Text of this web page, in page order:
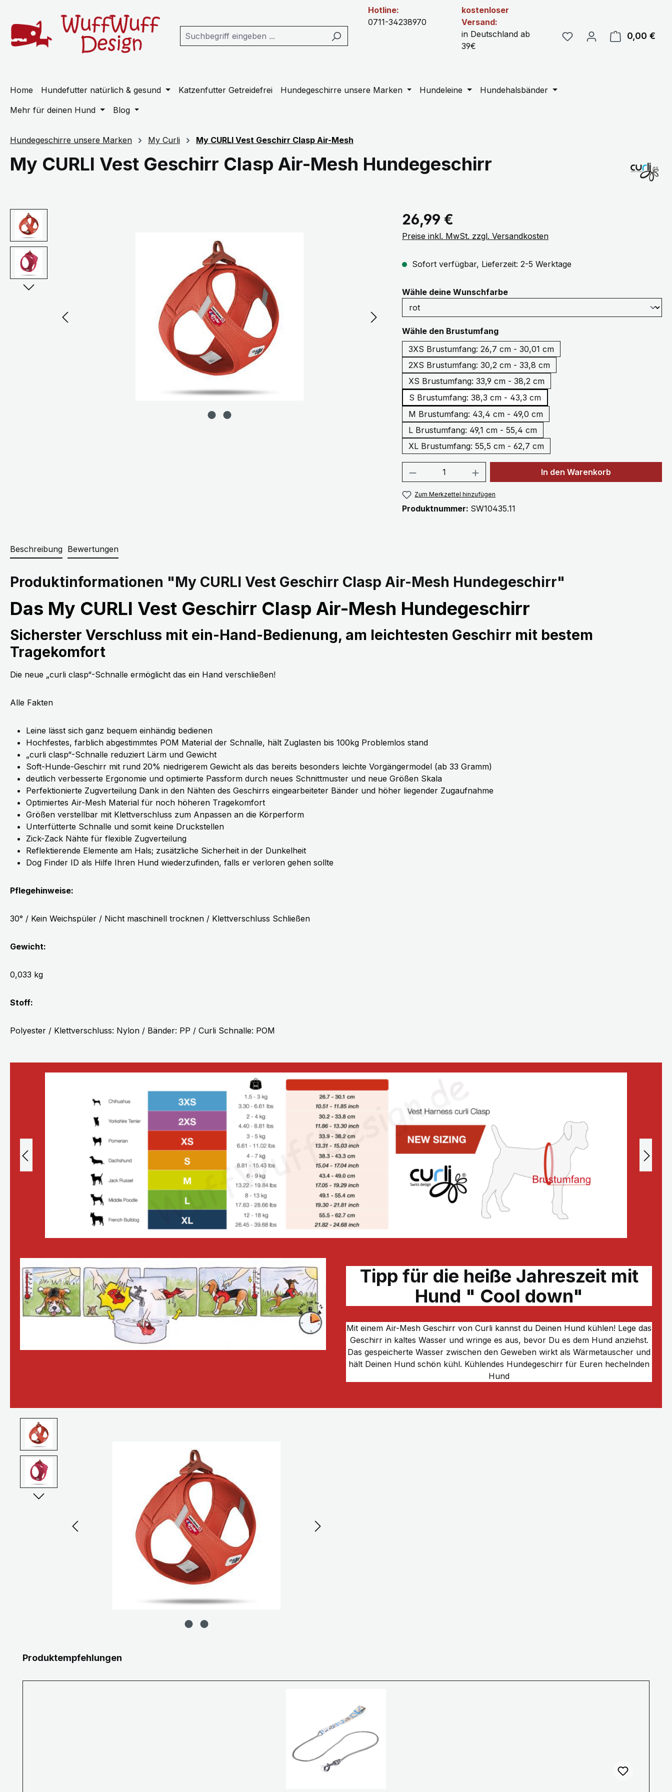
Hotline:
0711-34238970
kostenloser
Versand:
in Deutschland ab
39€
0,00 €
Home Hundefutter natürlich & gesund Katzenfutter Getreidefrei Hundegeschirre unsere Marken Hundeleine
Hundehalsbänder
Mehr für deinen Hund
Blog
Hundegeschirre unsere Marken My Curli My CURLI Vest Geschirr Clasp Air-Mesh
My CURLI Vest Geschirr Clasp Air-Mesh Hundegeschirr
Bildergalerie überspringen Regulärer Preis:
26,99 €
Preise inkl. MwSt. zzgl. Versandkosten
Sofort verfügbar, Lieferzeit: 2-5 Werktage
Wähle deine Wunschfarbeauswählen
Wähle den Brustumfangauswählen
3XS Brustumfang: 26,7 cm - 30,01 cm
2XS Brustumfang: 30,2 cm - 33,8 cm
XS Brustumfang: 33,9 cm - 38,2 cm
S Brustumfang: 38,3 cm - 43,3 cm
M Brustumfang: 43,4 cm - 49,0 cm
L Brustumfang: 49,1 cm - 55,4 cm
XL Brustumfang: 55,5 cm - 62,7 cm
Produkt Anzahl: Gib den gewünschten Wert
In den Warenkorb
Zum Merkzettel hinzufügen
Produktnummer: SW10435.11
Beschreibung Bewertungen
Produktinformationen "My CURLI Vest Geschirr Clasp Air-Mesh Hundegeschirr"
Das My CURLI Vest Geschirr Clasp Air-Mesh Hundegeschirr
Sicherster Verschluss mit ein-Hand-Bedienung, am leichtesten Geschirr mit bestem
Tragekomfort
Die neue „curli clasp“-Schnalle ermöglicht das ein Hand verschließen!
Alle Fakten
Leine lässt sich ganz bequem einhändig bedienen
Hochfestes, farblich abgestimmtes POM Material der Schnalle, hält Zuglasten bis 100kg Problemlos stand
„curli clasp“-Schnalle reduziert Lärm und Gewicht
Soft-Hunde-Geschirr mit rund 20% niedrigerem Gewicht als das bereits besonders leichte Vorgängermodel (ab 33 Gramm)
deutlich verbesserte Ergonomie und optimierte Passform durch neues Schnittmuster und neue Größen Skala
Perfektionierte Zugverteilung Dank in den Nähten des Geschirrs eingearbeiteter Bänder und höher liegender Zugaufnahme
Optimiertes Air-Mesh Material für noch höheren Tragekomfort
Größen verstellbar mit Klettverschluss zum Anpassen an die Körperform
Unterfütterte Schnalle und somit keine Druckstellen
Zick-Zack Nähte für flexible Zugverteilung
Reflektierende Elemente am Hals; zusätzliche Sicherheit in der Dunkelheit
Dog Finder ID als Hilfe Ihren Hund wiederzufinden, falls er verloren gehen sollte
Pflegehinweise:
30° / Kein Weichspüler / Nicht maschinell trocknen / Klettverschluss Schließen
Gewicht:
0,033 kg
Stoff:
Polyester / Klettverschluss: Nylon / Bänder: PP / Curli Schnalle: POM
Tipp für die heiße Jahreszeit mit
Hund " Cool down"
Mit einem Air-Mesh Geschirr von Curli kannst du Deinen Hund kühlen! Lege das
Geschirr in kaltes Wasser und wringe es aus, bevor Du es dem Hund anziehst.
Das gespeicherte Wasser zwischen den Geweben wirkt als Wärmetauscher und
hält Deinen Hund schön kühl. Kühlendes Hundegeschirr für Euren hechelnden
Hund
Bildergalerie überspringen
Produktgalerie überspringen
Produktempfehlungen